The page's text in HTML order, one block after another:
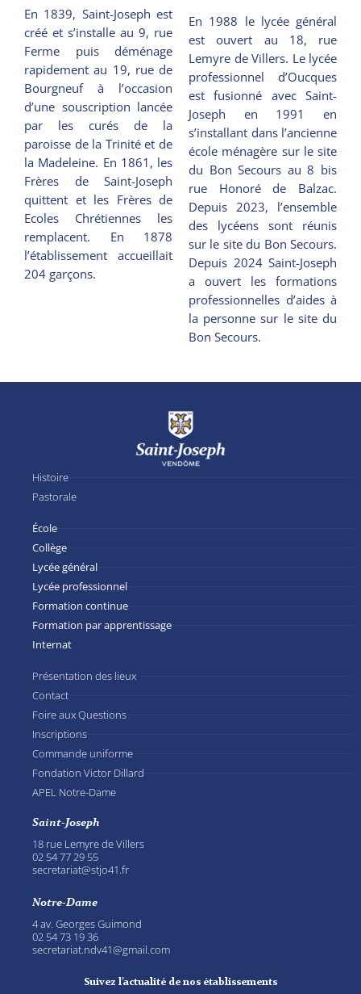
En 1839, Saint-Joseph est
créé et s’installe au 9, rue
Ferme puis déménage
rapidement au 19, rue de
Bourgneuf à l’occasion
d’une souscription lancée
par les curés de la
paroisse de la Trinité et de
la Madeleine. En 1861, les
Frères de Saint-Joseph
quittent et les Frères de
Ecoles Chrétiennes les
remplacent. En 1878
l’établissement accueillait
204 garçons.
En 1988 le lycée général
est ouvert au 18, rue
Lemyre de Villers. Le lycée
professionnel d’Oucques
est fusionné avec Saint-
Joseph en 1991 en
s’installant dans l’ancienne
école ménagère sur le site
du Bon Secours au 8 bis
rue Honoré de Balzac.
Depuis 2023, l’ensemble
des lycéens sont réunis
sur le site du Bon Secours.
Depuis 2024 Saint-Joseph
a ouvert les formations
professionnelles d’aides à
la personne sur le site du
Bon Secours.
Histoire
Pastorale
École
Collège
Lycée général
Lycée professionnel
Formation continue
Formation par apprentissage
Internat
Présentation des lieux
Contact
Foire aux Questions
Inscriptions
Commande uniforme
Fondation Victor Dillard
APEL Notre-Dame
Saint-Joseph
18 rue Lemyre de Villers
02 54 77 29 55
secretariat@stjo41.fr
Notre-Dame
4 av. Georges Guimond
02 54 73 19 36
secretariat.ndv41@gmail.com
Suivez l’actualité de nos établissements